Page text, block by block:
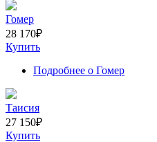
Гомер
28 170₽
Купить
Подробнее о Гомер
Таисия
27 150₽
Купить